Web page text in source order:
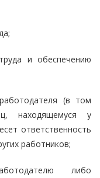
и обеспечению
(в том
находящемуся у
ответственность
работников;
либо